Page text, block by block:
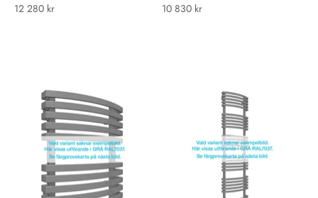
REA-pris
12 280 kr REA-pris
10 830 kr